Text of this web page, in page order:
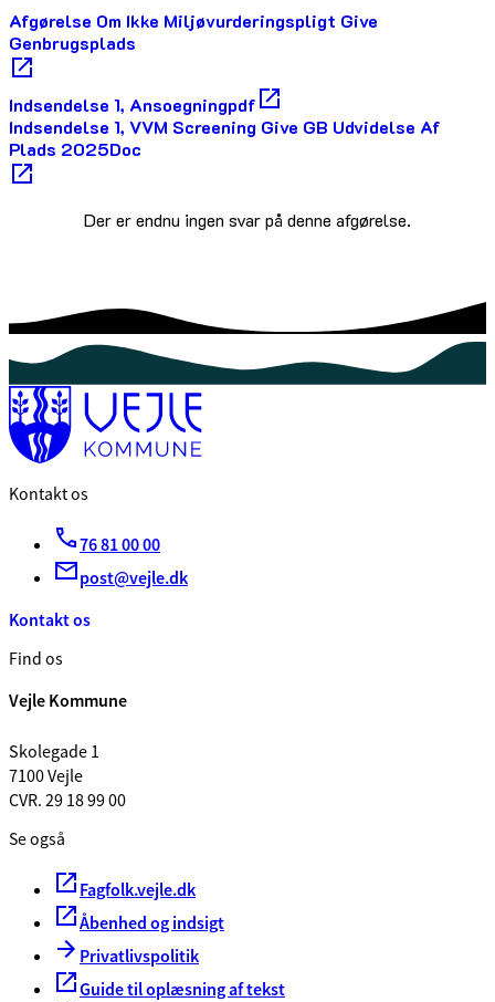
Afgørelse Om Ikke Miljøvurderingspligt Give
Genbrugsplads
Indsendelse 1, Ansoegningpdf
Indsendelse 1, VVM Screening Give GB Udvidelse Af
Plads 2025Doc
Der er endnu ingen svar på denne afgørelse.
Kontakt os
76 81 00 00
post@vejle.dk
Kontakt os
Find os
Vejle Kommune
Skolegade 1
7100 Vejle
CVR. 29 18 99 00
Se også
Fagfolk.vejle.dk
Åbenhed og indsigt
Privatlivspolitik
Guide til oplæsning af tekst